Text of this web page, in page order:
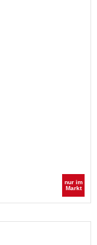
nur im
Markt